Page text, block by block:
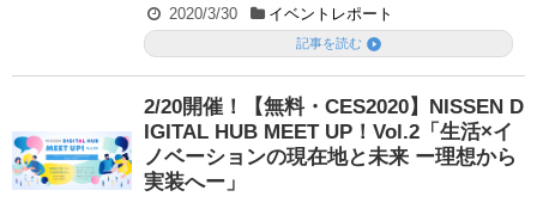
2020/3/30 イベントレポート
記事を読む 
2/20開催！【無料・CES2020】NISSEN D
IGITAL HUB MEET UP！Vol.2「生活×イ
ノベーションの現在地と未来 ー理想から
実装へー」